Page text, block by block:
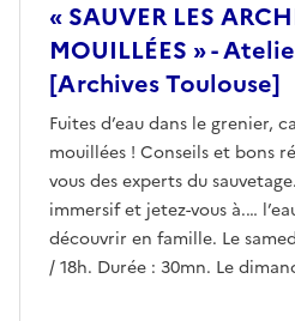
« SAUVER LES
MOUILLÉES » -
[Archives Toulouse]
Fuites d’eau dans le grenier,
mouillées ! Conseils et bons
vous des experts du
immersif et jetez-vous à.…
découvrir en famille. Le samedi à 14h / 15h / 16h / 17h
/ 18h. Durée : 30mn. Le dimanche à 11h / 12h / 14h /